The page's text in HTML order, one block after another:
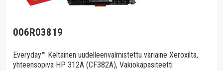
006R03819
Everyday™ Keltainen uudelleenvalmistettu väriaine Xeroxilta,
yhteensopiva HP 312A (CF382A), Vakiokapasiteetti